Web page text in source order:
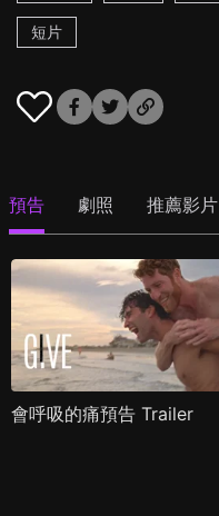
短片
預告 劇照 推薦影片
會呼吸的痛預告 Trailer